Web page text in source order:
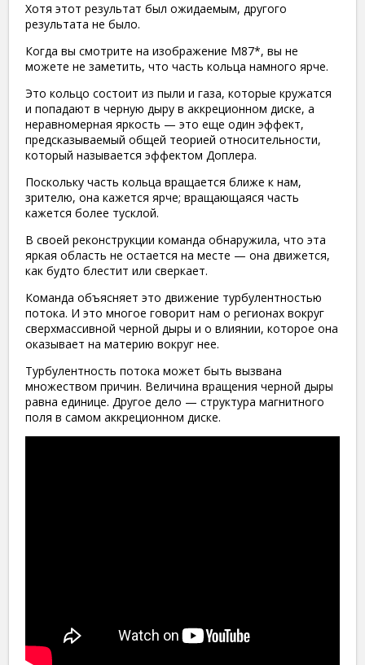
Хотя этот результат был ожидаемым, другого
результата не было.
Когда вы смотрите на изображение M87*, вы не
можете не заметить, что часть кольца намного ярче.
Это кольцо состоит из пыли и газа, которые кружатся
и попадают в черную дыру в аккреционном диске, а
неравномерная яркость — это еще один эффект,
предсказываемый общей теорией относительности,
который называется эффектом Доплера.
Поскольку часть кольца вращается ближе к нам,
зрителю, она кажется ярче; вращающаяся часть
кажется более тусклой.
В своей реконструкции команда обнаружила, что эта
яркая область не остается на месте — она движется,
как будто блестит или сверкает.
Команда объясняет это движение турбулентностью
потока. И это многое говорит нам о регионах вокруг
сверхмассивной черной дыры и о влиянии, которое она
оказывает на материю вокруг нее.
Турбулентность потока может быть вызвана
множеством причин. Величина вращения черной дыры
равна единице. Другое дело — структура магнитного
поля в самом аккреционном диске.